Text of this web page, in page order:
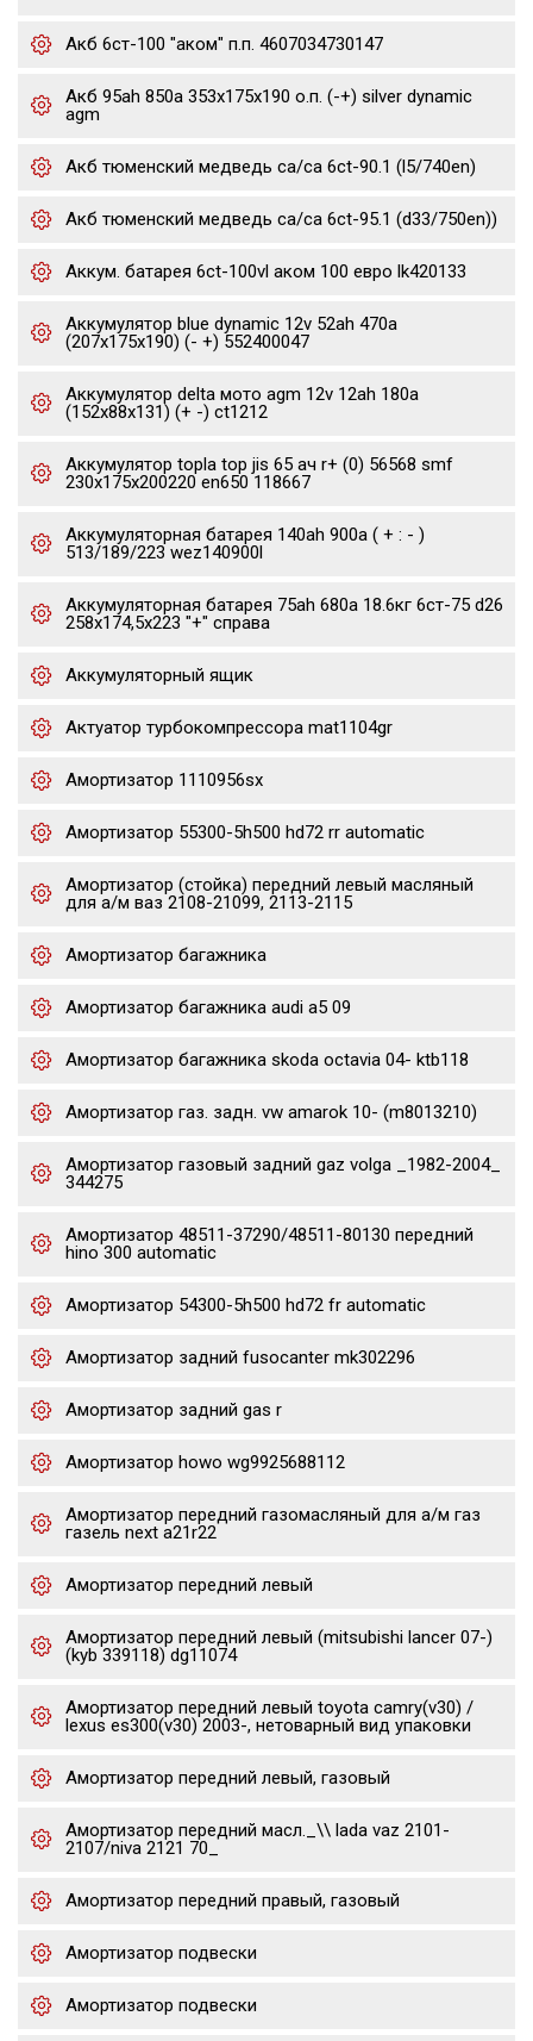
Акб 6ст-100 "аком" п.п. 4607034730147
Акб 95ah 850a 353x175x190 о.п. (-+) silver dynamic
agm
Акб тюменский медведь ca/ca 6ct-90.1 (l5/740en)
Акб тюменский медведь ca/ca 6ct-95.1 (d33/750en))
Аккум. батарея 6ct-100vl аком 100 евро lk420133
Аккумулятор blue dynamic 12v 52ah 470a
(207x175x190) (- +) 552400047
Аккумулятор delta мото agm 12v 12ah 180a
(152x88x131) (+ -) ct1212
Аккумулятор topla top jis 65 ач r+ (0) 56568 smf
230x175x200220 en650 118667
Аккумуляторная батарея 140ah 900a ( + : - )
513/189/223 wez140900l
Аккумуляторная батарея 75ah 680a 18.6кг 6ст-75 d26
258x174,5x223 "+" справа
Аккумуляторный ящик
Актуатор турбокомпрессора mat1104gr
Амортизатор 1110956sx
Амортизатор 55300-5h500 hd72 rr automatic
Амортизатор (стойка) передний левый масляный
для а/м ваз 2108-21099, 2113-2115
Амортизатор багажника
Амортизатор багажника audi a5 09
Амортизатор багажника skoda octavia 04- ktb118
Амортизатор газ. задн. vw amarok 10- (m8013210)
Амортизатор газовый задний gaz volga _1982-2004_
344275
Амортизатор 48511-37290/48511-80130 передний
hino 300 automatic
Амортизатор 54300-5h500 hd72 fr automatic
Амортизатор задний fusocanter mk302296
Амортизатор задний gas r
Амортизатор howo wg9925688112
Амортизатор передний газомасляный для а/м газ
газель next a21r22
Амортизатор передний левый
Амортизатор передний левый (mitsubishi lancer 07-)
(kyb 339118) dg11074
Амортизатор передний левый toyota camry(v30) /
lexus es300(v30) 2003-, нетоварный вид упаковки
Амортизатор передний левый, газовый
Амортизатор передний масл._\\ lada vaz 2101-
2107/niva 2121 70_
Амортизатор передний правый, газовый
Амортизатор подвески
Амортизатор подвески